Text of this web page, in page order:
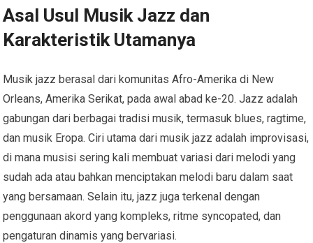
Asal Usul Musik Jazz dan
Karakteristik Utamanya
Musik jazz berasal dari komunitas Afro-Amerika di New
Orleans, Amerika Serikat, pada awal abad ke-20. Jazz adalah
gabungan dari berbagai tradisi musik, termasuk blues, ragtime,
dan musik Eropa. Ciri utama dari musik jazz adalah improvisasi,
di mana musisi sering kali membuat variasi dari melodi yang
sudah ada atau bahkan menciptakan melodi baru dalam saat
yang bersamaan. Selain itu, jazz juga terkenal dengan
penggunaan akord yang kompleks, ritme syncopated, dan
pengaturan dinamis yang bervariasi.